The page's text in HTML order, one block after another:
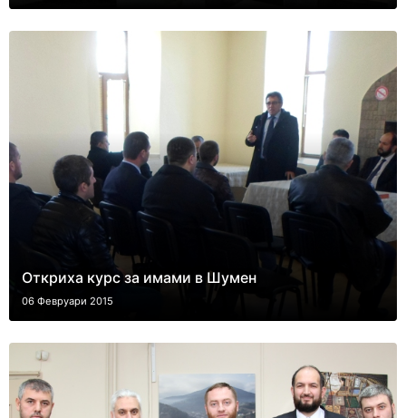
Откриха курс за имами в Шумен
06 Февруари 2015